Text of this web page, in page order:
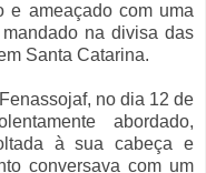
e ameaçado com uma
na divisa das
Santa Catarina.
no dia 12 de
abordado,
à sua cabeça e
conversava com um